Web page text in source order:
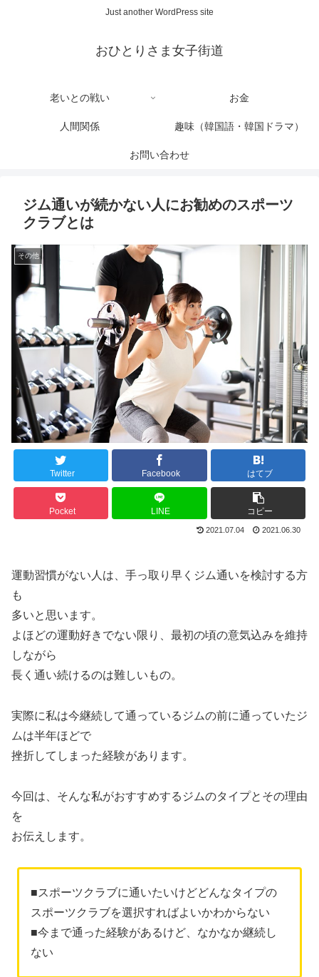
Just another WordPress site
おひとりさま女子街道
老いとの戦い お金
人間関係 趣味（韓国語・韓国ドラマ）
お問い合わせ
ジム通いが続かない人にお勧めのスポーツ
クラブとは
その他
Twitter Facebook はてブ
Pocket LINE コピー
2021.07.04 2021.06.30
運動習慣がない人は、手っ取り早くジム通いを検討する方
も
多いと思います。
よほどの運動好きでない限り、最初の頃の意気込みを維持
しながら
長く通い続けるのは難しいもの。
実際に私は今継続して通っているジムの前に通っていたジ
ムは半年ほどで
挫折してしまった経験があります。
今回は、そんな私がおすすめするジムのタイプとその理由
を
お伝えします。
■スポーツクラブに通いたいけどどんなタイプの
スポーツクラブを選択すればよいかわからない
■今まで通った経験があるけど、なかなか継続し
ない